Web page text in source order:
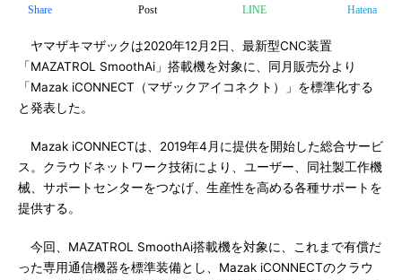
Share Post LINE Hatena
ヤマザキマザックは2020年12月2日、最新型CNC装置
「MAZATROL SmoothAi」搭載機を対象に、同月販売分より
「Mazak iCONNECT（マザックアイコネクト）」を標準化する
と発表した。
Mazak iCONNECTは、2019年4月に提供を開始した総合サービ
ス。クラウドネットワーク技術により、ユーザー、同社製工作機
械、サポートセンターをつなげ、生産性を高める各種サポートを
提供する。
今回、MAZATROL SmoothAi搭載機を対象に、これまで有償だ
った専用通信機器を標準装備とし、Mazak iCONNECTのクラウ